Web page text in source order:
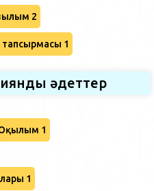
2
тапсырмасы 1
әдеттер
1
1